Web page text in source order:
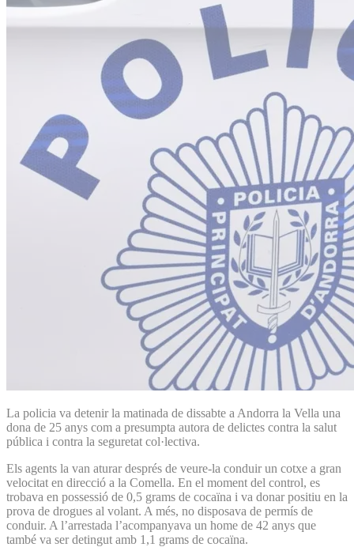
La policia va detenir la matinada de dissabte a Andorra la Vella una
dona de 25 anys com a presumpta autora de delictes contra la salut
pública i contra la seguretat col·lectiva.
Els agents la van aturar després de veure-la conduir un cotxe a gran
velocitat en direcció a la Comella. En el moment del control, es
trobava en possessió de 0,5 grams de cocaïna i va donar positiu en la
prova de drogues al volant. A més, no disposava de permís de
conduir. A l’arrestada l’acompanyava un home de 42 anys que
també va ser detingut amb 1,1 grams de cocaïna.